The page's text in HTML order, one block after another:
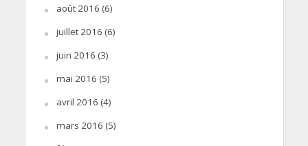
août 2016 (6)
juillet 2016 (6)
juin 2016 (3)
mai 2016 (5)
avril 2016 (4)
mars 2016 (5)